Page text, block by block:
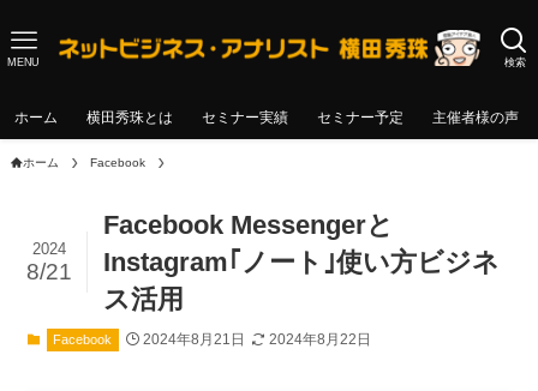
検索
MENU
ホーム 横田秀珠とは セミナー実績 セミナー予定 主催者様の声
ホーム Facebook
Facebook Messengerと
Instagram｢ノート｣使い方ビジネ
ス活用
2024
8/21
Facebook 2024年8月21日 2024年8月22日